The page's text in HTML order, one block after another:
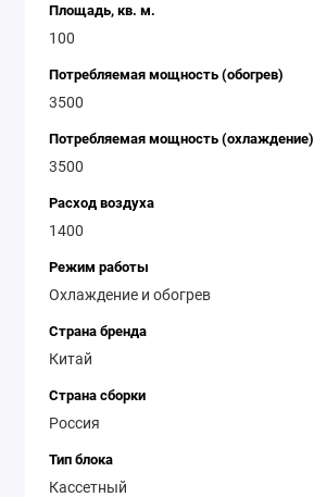
Площадь, кв. м.
100
Потребляемая мощность (обогрев)
3500
Потребляемая мощность (охлаждение)
3500
Расход воздуха
1400
Режим работы
Охлаждение и обогрев
Страна бренда
Китай
Страна сборки
Россия
Тип блока
Кассетный